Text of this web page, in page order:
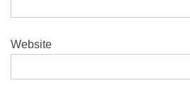
Website